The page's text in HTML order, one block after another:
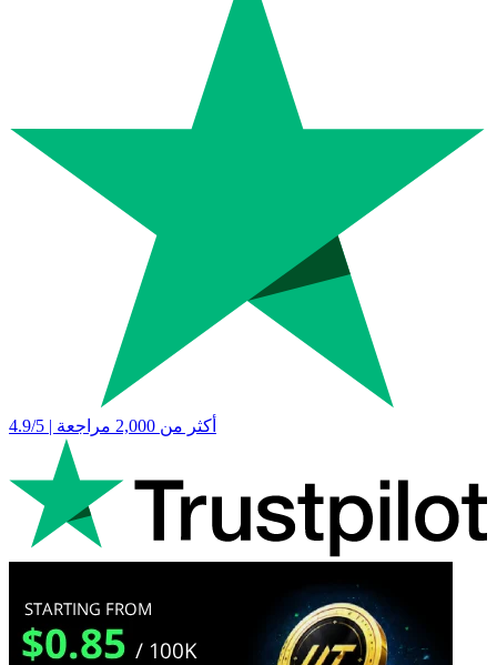
4.9/5 | أكثر من 2,000 مراجعة